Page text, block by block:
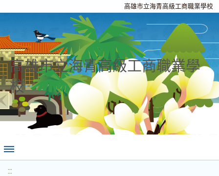
高雄市立海青高級工商職業學校
高雄市立海青高級工商職業學
校
:::